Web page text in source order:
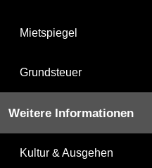
Mietspiegel
Grundsteuer
Weitere Informationen
Kultur & Ausgehen